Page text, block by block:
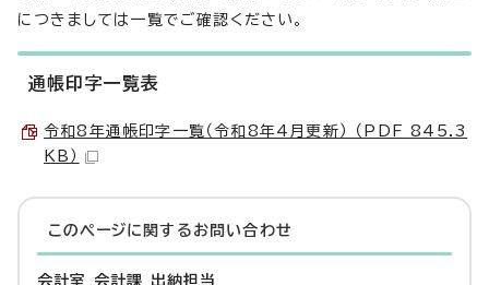
につきましては一覧でご確認ください。
通帳印字一覧表
令和8年通帳印字一覧（令和8年4月更新） （PDF 845.3
KB）
このページに関する お問い合わせ
会計室 会計課 出納担当